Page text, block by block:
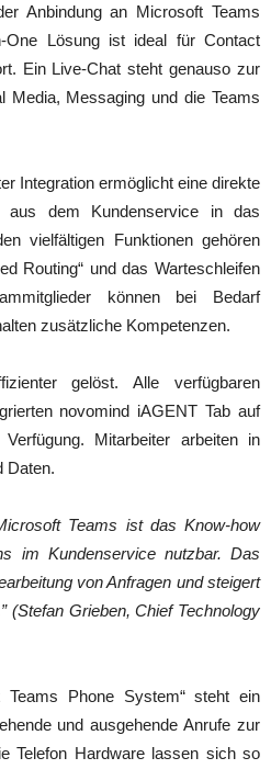
Anbindung an Microsoft Teams
One Lösung ist ideal für Contact
Ein Live-Chat steht genauso zur
Media, Messaging und die Teams
Integration ermöglicht eine direkte
aus dem Kundenservice in das
vielfältigen Funktionen gehören
Routing“ und das Warteschleifen
können bei Bedarf
zusätzliche Kompetenzen.
gelöst. Alle verfügbaren
novomind iAGENT Tab auf
Mitarbeiter arbeiten in
Daten.
Teams ist das Know-how
im Kundenservice nutzbar. Das
von Anfragen und steigert
(Stefan Grieben, Chief Technology
Phone System“ steht ein
und ausgehende Anrufe zur
Telefon Hardware lassen sich so